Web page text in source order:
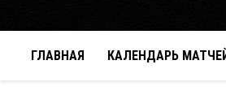
ГЛАВНАЯ КАЛЕНДАРЬ